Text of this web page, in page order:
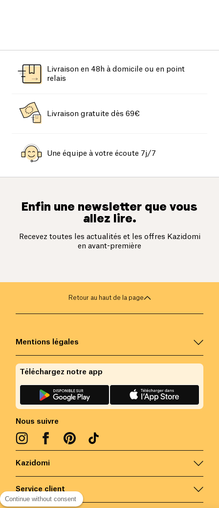
Livraison en 48h à domicile ou en point
relais
Livraison gratuite dès 69€
Une équipe à votre écoute 7j/7
Enfin une newsletter que vous
allez lire.
Recevez toutes les actualités et les offres Kazidomi
en avant-première
Retour au haut de la page
Kazidomi
Service client
Mentions légales
Nous suivre
Téléchargez notre app
Continue without consent